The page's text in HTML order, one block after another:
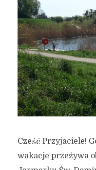
Cześć Przyjaciele!
wakacje przeżywa